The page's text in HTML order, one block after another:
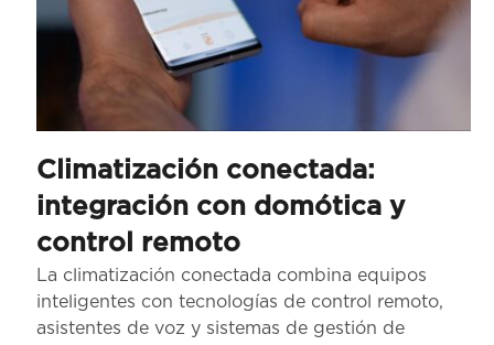
Climatización conectada:
integración con domótica y
control remoto
La climatización conectada combina equipos
inteligentes con tecnologías de control remoto,
asistentes de voz y sistemas de gestión de